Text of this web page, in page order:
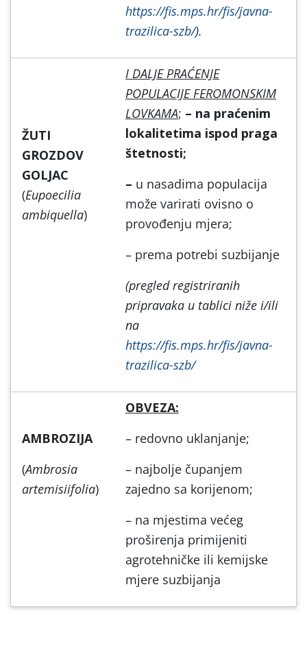
https://fis.mps.hr/fis/javna-
trazilica-szb/).
ŽUTI
GROZDOV
GOLJAC
(Eupoecilia
ambiquella)
I DALJE PRAĆENJE
POPULACIJE FEROMONSKIM
LOVKAMA; – na praćenim
lokalitetima ispod praga
štetnosti;
– u nasadima populacija
može varirati ovisno o
provođenju mjera;
– prema potrebi suzbijanje
(pregled registriranih
pripravaka u tablici niže i/ili
na
https://fis.mps.hr/fis/javna-
trazilica-szb/
AMBROZIJA
(Ambrosia
artemisiifolia)
OBVEZA:
– redovno uklanjanje;
– najbolje čupanjem
zajedno sa korijenom;
– na mjestima većeg
proširenja primijeniti
agrotehničke ili kemijske
mjere suzbijanja